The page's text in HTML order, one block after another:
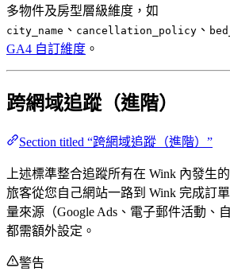
多物件及房型層級維度，如
city_name 、 cancellation_policy 、
GA4 自訂維度 。
跨網域追蹤（進階）
Section titled “跨網域追蹤（進階）”
上述標準整合追蹤所有在 Wink 內發生
旅客從您自己網站一路到 Wink 完成訂
量來源（Google Ads、電子郵件活動、
都需額外設定。
警告